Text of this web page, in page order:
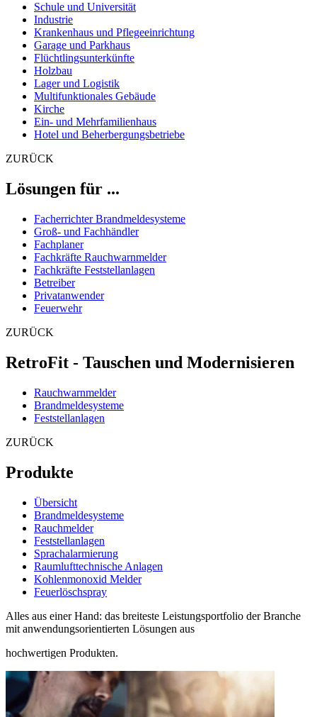
Schule und Universität
Industrie
Krankenhaus und Pflegeeinrichtung
Garage und Parkhaus
Flüchtlingsunterkünfte
Holzbau
Lager und Logistik
Multifunktionales Gebäude
Kirche
Ein- und Mehrfamilienhaus
Hotel und Beherbergungsbetriebe
ZURÜCK
Lösungen für ...
Facherrichter Brandmeldesysteme
Groß- und Fachhändler
Fachplaner
Fachkräfte Rauchwarnmelder
Fachkräfte Feststellanlagen
Betreiber
Privatanwender
Feuerwehr
ZURÜCK
RetroFit - Tauschen und Modernisieren
Rauchwarnmelder
Brandmeldesysteme
Feststellanlagen
ZURÜCK
Produkte
Übersicht
Brandmeldesysteme
Rauchmelder
Feststellanlagen
Sprachalarmierung
Raumlufttechnische Anlagen
Kohlenmonoxid Melder
Feuerlöschspray
Alles aus einer Hand: das breiteste Leistungsportfolio der Branche
mit anwendungsorientierten Lösungen aus
hochwertigen Produkten.